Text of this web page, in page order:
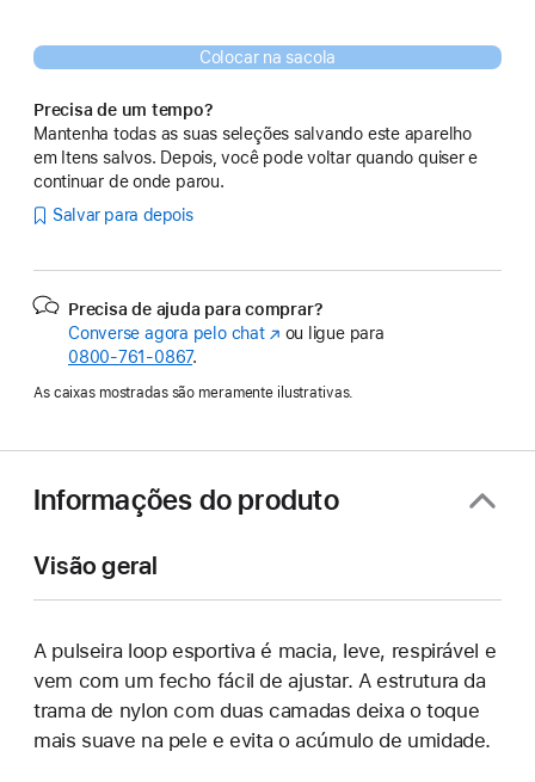
Colocar na sacola
Precisa de um tempo?
Mantenha todas as suas seleções salvando este aparelho
em Itens salvos. Depois, você pode voltar quando quiser e
continuar de onde parou.
Salvar para depois
Precisa de ajuda para comprar?
Converse agora pelo chat(o
em
nova
ou ligue para
0800-761-0867.
As caixas mostradas são meramente ilustrativas.
Informações do produto
Visão geral
A pulseira loop esportiva é macia, leve, respirável e
vem com um fecho fácil de ajustar. A estrutura da
trama de nylon com duas camadas deixa o toque
mais suave na pele e evita o acúmulo de umidade.